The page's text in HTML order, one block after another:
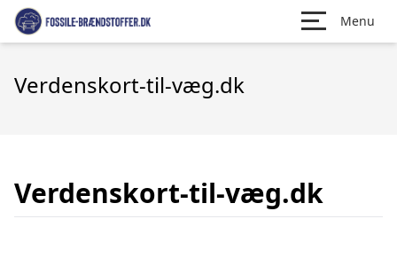
Menu
Verdenskort-til-væg.dk
Verdenskort-til-væg.dk